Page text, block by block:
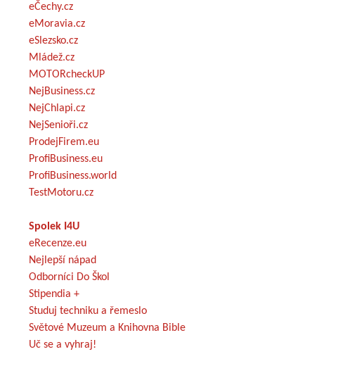
eČechy.cz
eMoravia.cz
eSlezsko.cz
Mládež.cz
MOTORcheckUP
NejBusiness.cz
NejChlapi.cz
NejSenioři.cz
ProdejFirem.eu
ProfiBusiness.eu
ProfiBusiness.world
TestMotoru.cz
Spolek I4U
eRecenze.eu
Nejlepší nápad
Odborníci Do Škol
Stipendia +
Studuj techniku a řemeslo
Světové Muzeum a Knihovna Bible
Uč se a vyhraj!